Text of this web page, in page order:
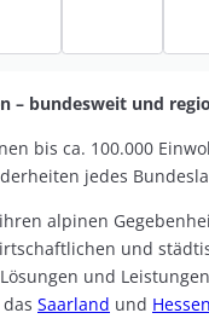
– bundesweit und
bis ca. 100.000
jedes
alpinen
und
und
das Saarland und